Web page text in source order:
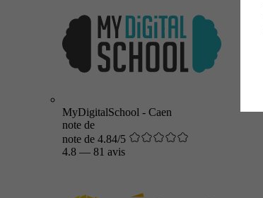
MyDigitalSchool - Caen
note de
note de 4.84/5
4.8 — 81 avis